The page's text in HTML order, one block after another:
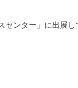
ンター」に出展し